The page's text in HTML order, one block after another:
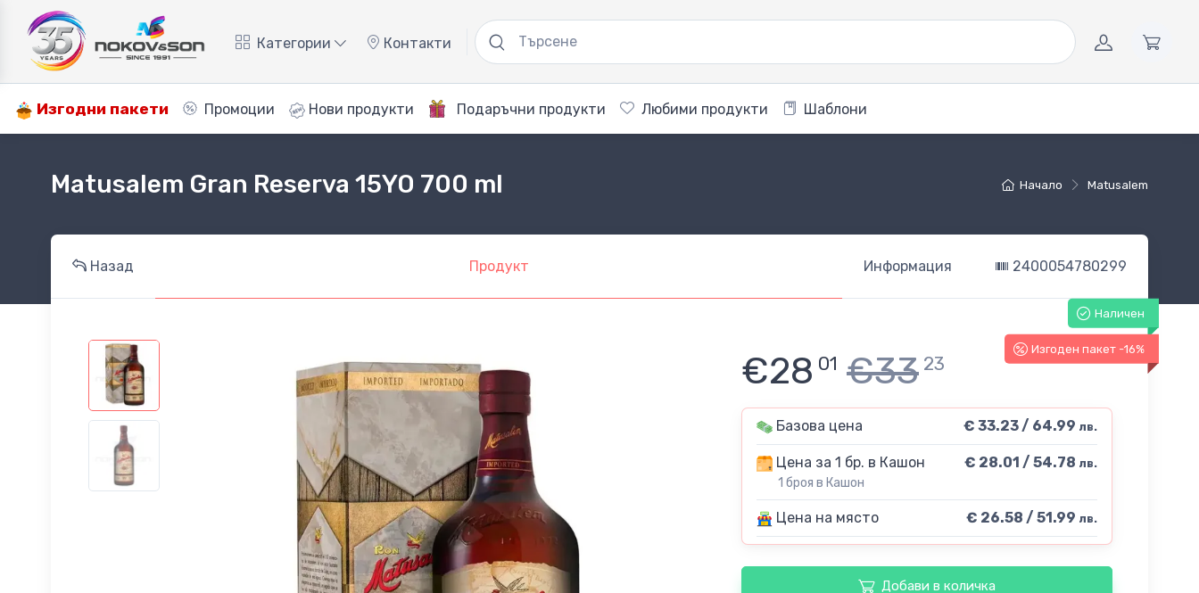
Категории Контакти
Изгодни пакети Промоции Нови продукти Подаръчни продукти Любими продукти Шаблони
Начало Matusalem
Matusalem Gran Reserva 15YO 700 ml
Назад Продукт Информация 2400054780299
Наличен
Изгоден пакет -16%
€28 01 €33 23
Базова цена € 33.23 / 64.99 лв.
Цена за 1 бр. в Кашон
1 броя в Кашон
€ 28.01 / 54.78 лв.
Цена на място € 26.58 / 51.99 лв.
Добави в количка